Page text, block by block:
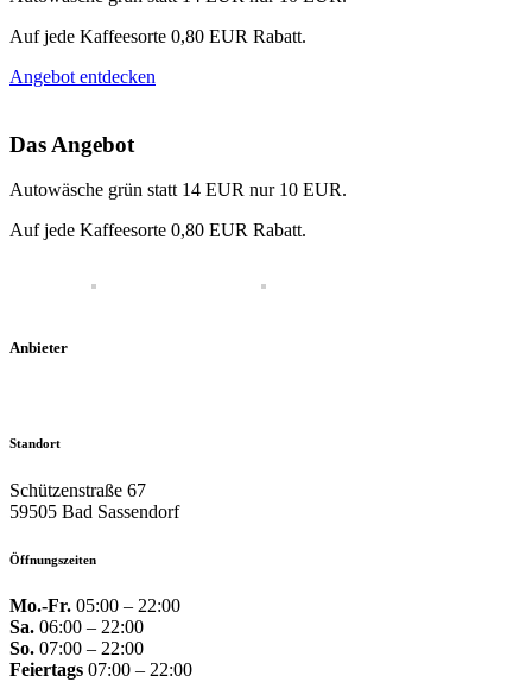
Auf jede Kaffeesorte 0,80 EUR Rabatt.
Angebot entdecken
Das Angebot
Autowäsche grün statt 14 EUR nur 10 EUR.
Auf jede Kaffeesorte 0,80 EUR Rabatt.
Anbieter
Standort
Schützenstraße 67
59505 Bad Sassendorf
Öffnungszeiten
Mo.-Fr. 05:00 – 22:00
Sa. 06:00 – 22:00
So. 07:00 – 22:00
Feiertags 07:00 – 22:00